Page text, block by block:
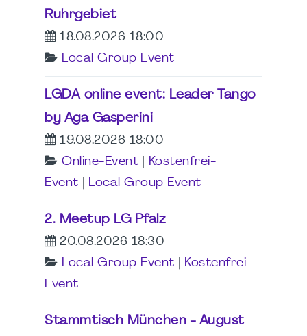
Ruhrgebiet
18.08.2026 18:00
Local Group Event
LGDA online event: Leader Tango
by Aga Gasperini
19.08.2026 18:00
Online-Event
Kostenfrei-
Event
Local Group Event
2. Meetup LG Pfalz
20.08.2026 18:30
Local Group Event
Kostenfrei-
Event
Stammtisch München - August